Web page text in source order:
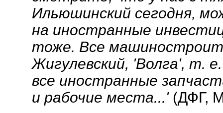
Ильюшинский сегодня,
на иностранные
тоже. Все
Жигулевский, 'Волга', т.
все иностранные
и рабочие места...' (ДФГ,